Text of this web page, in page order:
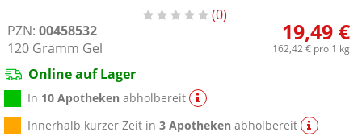
0
PZN: 00458532
120 Gramm Gel
19,49 €
162,42 €pro 1 kg
Online auf Lager
In 10 Apotheken abholbereit
Innerhalb kurzer Zeit in3 Apotheken abholbereit